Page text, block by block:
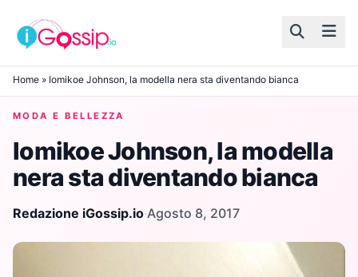
Skip to content
Home » Iomikoe Johnson, la modella nera sta diventando bianca
MODA E BELLEZZA
Iomikoe Johnson, la modella
nera sta diventando bianca
Redazione iGossip.io·Agosto 8, 2017